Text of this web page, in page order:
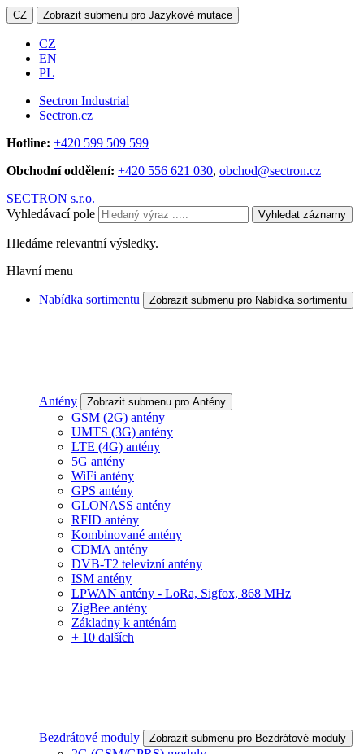
CZ Zobrazit submenu pro Jazykové mutace
CZ
EN
PL
Sectron Industrial
Sectron.cz
Hotline: +420 599 509 599
Obchodní oddělení: +420 556 621 030, obchod@sectron.cz
SECTRON s.r.o.
Vyhledávací pole
Vyhledat záznamy
Hledáme relevantní výsledky.
Hlavní menu
Nabídka sortimentu Zobrazit submenu pro Nabídka sortimentu
Antény Zobrazit submenu pro Antény
GSM (2G) antény
UMTS (3G) antény
LTE (4G) antény
5G antény
WiFi antény
GPS antény
GLONASS antény
RFID antény
Kombinované antény
CDMA antény
DVB-T2 televizní antény
ISM antény
LPWAN antény - LoRa, Sigfox, 868 MHz
ZigBee antény
Základny k anténám
+ 10 dalších
Bezdrátové moduly Zobrazit submenu pro Bezdrátové moduly